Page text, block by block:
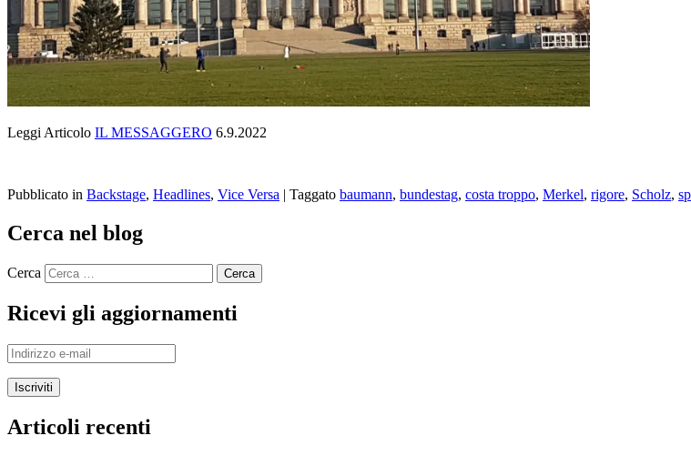
Leggi Articolo IL MESSAGGERO 6.9.2022
Pubblicato in Backstage, Headlines, Vice Versa | Taggato baumann, bundestag, costa troppo, Merkel, rigore, Scholz,
Cerca nel blog
Cerca
Ricevi gli aggiornamenti
Indirizzo
e-
mail
Articoli recenti